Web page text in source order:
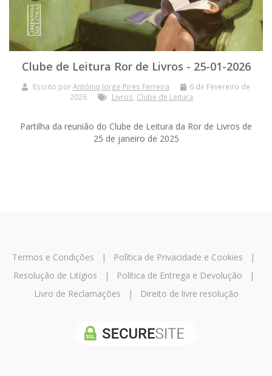
Clube de Leitura Ror de Livros - 25-01-2026
Escrito porAntónio Jorge Pires Ferreira
6 de Fevereiro de
2026
Livros Clube de Leitura
Partilha da reunião do Clube de Leitura da Ror de Livros de
25 de janeiro de 2025
Termos e Condições | Política de Privacidade e Cookies |
Resolução de Litígios | Política de Entrega e Devolução |
Livro de Reclamações | Direito de livre resolução